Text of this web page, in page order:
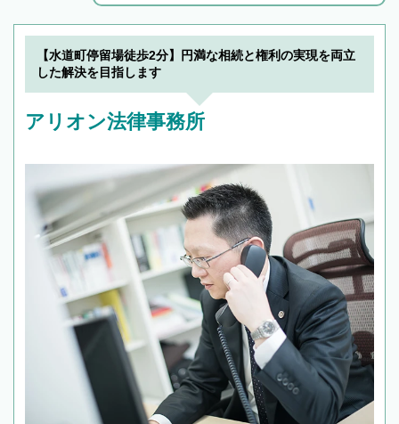
解決のみならず相続をトータルで任せることが
できます。また、相続は感情がからむ分野なの
でフィーリングも重要です。実際に電話や面談
で複数の弁護士と会話をしてウマが合う方に依
【水道町停留場徒歩2分】円満な相続と権利の実現を両立
した解決を目指します
アリオン法律事務所